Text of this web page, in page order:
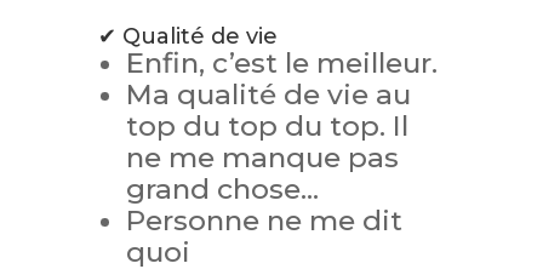
✔ Qualité de vie
Enfin, c’est le meilleur.
Ma qualité de vie au
top du top du top. Il
ne me manque pas
grand chose…
Personne ne me dit
quoi